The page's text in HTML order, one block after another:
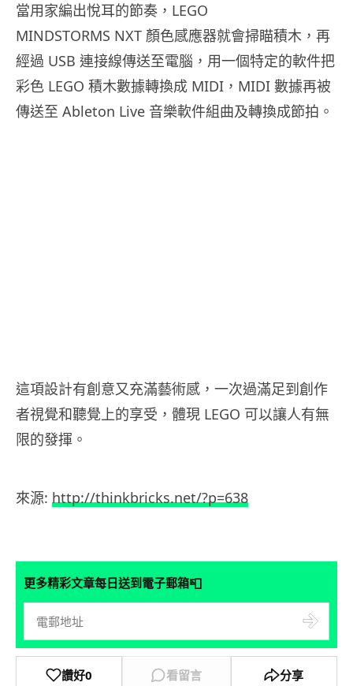
當用家編出悅耳的節奏，LEGO
MINDSTORMS NXT 顏色感應器就會掃瞄積木，再
經過 USB 連接線傳送至電腦，用一個特定的軟件把
彩色 LEGO 積木數據轉換成 MIDI，MIDI 數據再被
傳送至 Ableton Live 音樂軟件組曲及轉換成節拍。
這項設計有創意又充滿藝術感，一次過滿足到創作
者視覺和聽覺上的享受，體現 LEGO 可以讓人有無
限的發揮。
來源: http://thinkbricks.net/?p=638
更多精彩文章每日送到電子郵箱📮
讚好0 看留言 分享